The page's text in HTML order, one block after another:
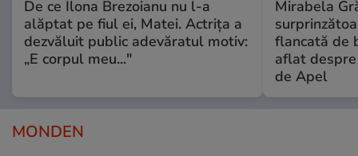
De ce Ilona Brezoianu nu l-a
alăptat pe fiul ei, Matei. Actrița a
dezvăluit public adevăratul motiv:
„E corpul meu..."
Mirabela
flancată de
aflat
de Apel
MONDEN